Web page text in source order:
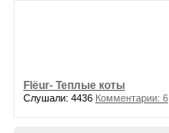
Flёur- Теплые коты
Слушали: 4436 Комментарии: 6